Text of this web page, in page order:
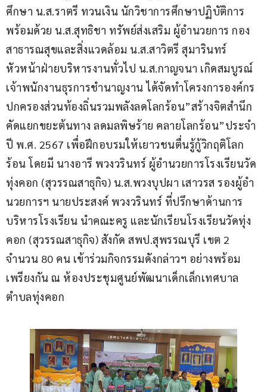
ศึกษา น.ส.ราตรี ทวนเงิน นักวิชาการศึกษาปฏิบัติการ
พร้อมด้วย น.ส.สุทธิชา ทรัพย์ส่งเสริม ผู้อำนวยการ กอง
สาธารณสุขและสิ่งแวดล้อม น.ส.สาวิตรี สุมารินทร์
หัวหน้าฝ่ายบริหารงานทั่วไป น.ส.กาญจนา เกิดสมบูรณ์
เจ้าพนักงานธุรการชำนาญงาน ได้จัดทำโครงการองค์กร
ปกครองส่วนท้องถิ่นรวมพลังลดโลกร้อน”สร้างจิตสำนึก
คัดแยกขยะต้นทาง ลดมลพิษร้าย คลายโลกร้อน”ประจำ
ปี พ.ศ. 2567 เพื่อฝึกอบรมให้เยาวชนตื่นรู้กู้วิกฤติโลก
ร้อน โดยมี นางอารี พวงวรินทร์ ผู้อำนวยการโรงเรียนวัด
ทุ่งคอก (สุวรรณสาธุกิจ) น.ส.พวงบุปผา เสาวรส รองผู้อำ
นวยการฯ นายประสงค์ พวงวรินทร์ ที่ปรึกษาด้านการ
บริหารโรงเรียน นำคณะครู และนักเรียนโรงเรียนวัดทุ่ง
คอก (สุวรรณสาธุกิจ) สังกัด สพป.สุพรรณบุรี เขต 2
จำนวน 80 คน เข้าร่วมกิจกรรมดังกล่าวฯ อย่างพร้อม
เพรียงกัน ณ ห้องประชุมศูนย์พัฒนาเด็กเล็กเทศบาล
ตำบลทุ่งคอก